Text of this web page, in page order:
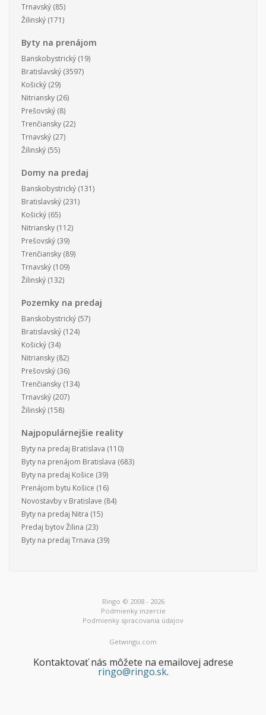
Trnavský (85)
Žilinský (171)
Byty na prenájom
Banskobystrický (19)
Bratislavský (3597)
Košický (29)
Nitriansky (26)
Prešovský (8)
Trenčiansky (22)
Trnavský (27)
Žilinský (55)
Domy na predaj
Banskobystrický (131)
Bratislavský (231)
Košický (65)
Nitriansky (112)
Prešovský (39)
Trenčiansky (89)
Trnavský (109)
Žilinský (132)
Pozemky na predaj
Banskobystrický (57)
Bratislavský (124)
Košický (34)
Nitriansky (82)
Prešovský (36)
Trenčiansky (134)
Trnavský (207)
Žilinský (158)
Najpopulárnejšie reality
Byty na predaj Bratislava (110)
Byty na prenájom Bratislava (683)
Byty na predaj Košice (39)
Prenájom bytu Košice (16)
Novostavby v Bratislave (84)
Byty na predaj Nitra (15)
Predaj bytov Žilina (23)
Byty na predaj Trnava (39)
Ringo © 2008 - 2026
Podmienky inzercie
Podmienky spracovania údajov
Getwingu.com
Kontaktovať nás môžete na emailovej adrese
ringo@ringo.sk.